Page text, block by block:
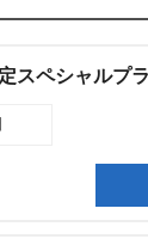
スペシャルプ